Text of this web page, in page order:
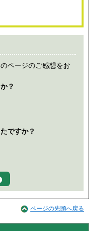
ページのご感想をお
？
ですか？
ページの先頭へ戻る